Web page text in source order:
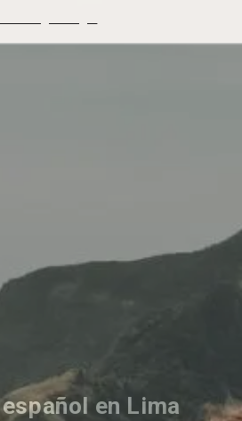
en Lima